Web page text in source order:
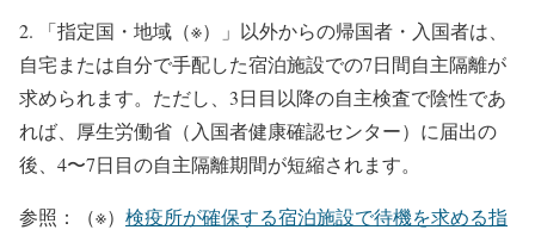
2. 「指定国・地域（※）」以外からの帰国者・入国者は、
自宅または自分で手配した宿泊施設での7日間自主隔離が
求められます。ただし、3日目以降の自主検査で陰性であ
れば、厚生労働省（入国者健康確認センター）に届出の
後、4〜7日目の自主隔離期間が短縮されます。
参照：（※） 検疫所が確保する宿泊施設で待機を求める指